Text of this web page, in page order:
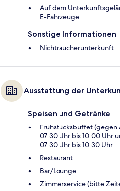
Auf dem
E-Fahrzeuge
Sonstige Informationen
Nichtraucherunterkunft
Ausstattung der
Speisen und Getränke
Frühstücksbuffet (gegen
07:30 Uhr bis 10:00 Uhr
07:30 Uhr bis 10:30 Uhr
Restaurant
Bar/Lounge
Zimmerservice (bitte